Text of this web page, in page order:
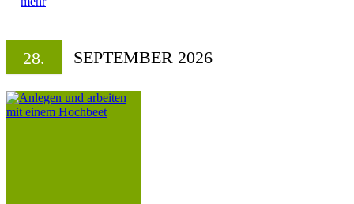
28. SEPTEMBER 2026